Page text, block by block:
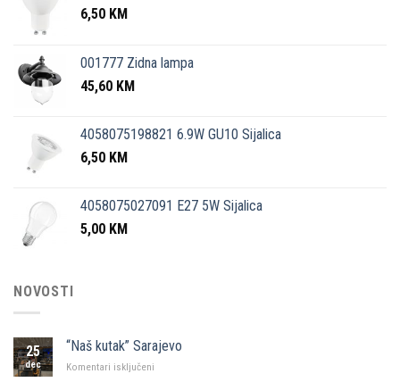
6,50 KM
001777 Zidna lampa
45,60 KM
4058075198821 6.9W GU10 Sijalica
6,50 KM
4058075027091 E27 5W Sijalica
5,00 KM
NOVOSTI
25
dec
“Naš kutak” Sarajevo
Komentari isključeni